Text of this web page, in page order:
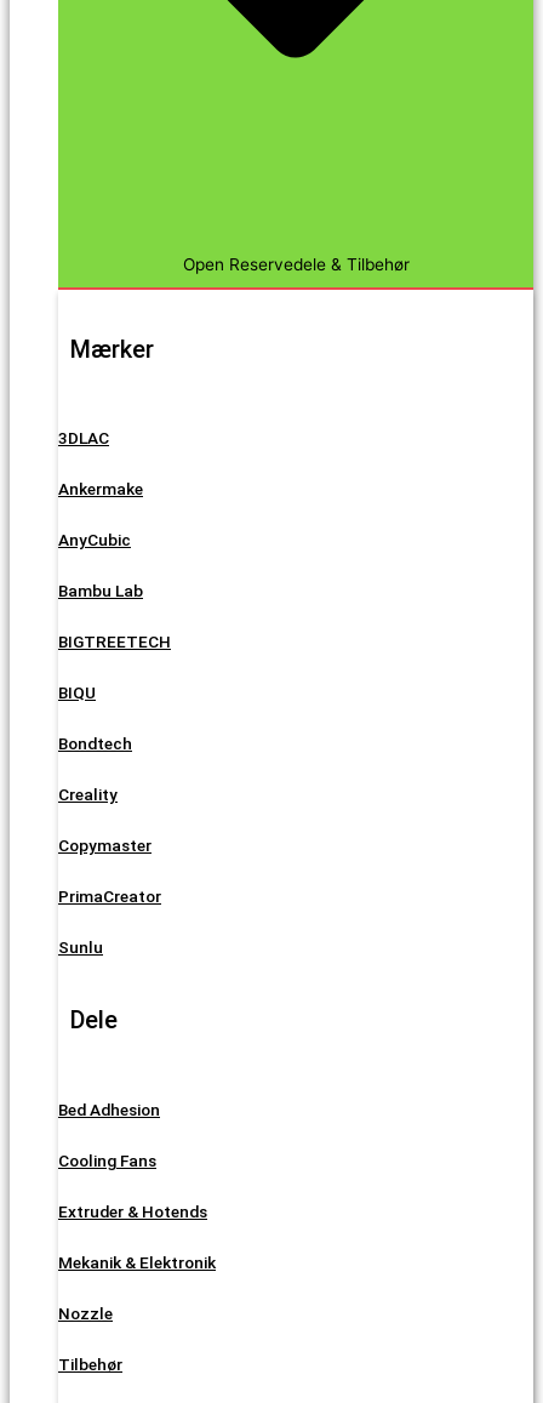
Open Reservedele & Tilbehør
Mærker
3DLAC
Ankermake
AnyCubic
Bambu Lab
BIGTREETECH
BIQU
Bondtech
Creality
Copymaster
PrimaCreator
Sunlu
Dele
Bed Adhesion
Cooling Fans
Extruder & Hotends
Mekanik & Elektronik
Nozzle
Tilbehør